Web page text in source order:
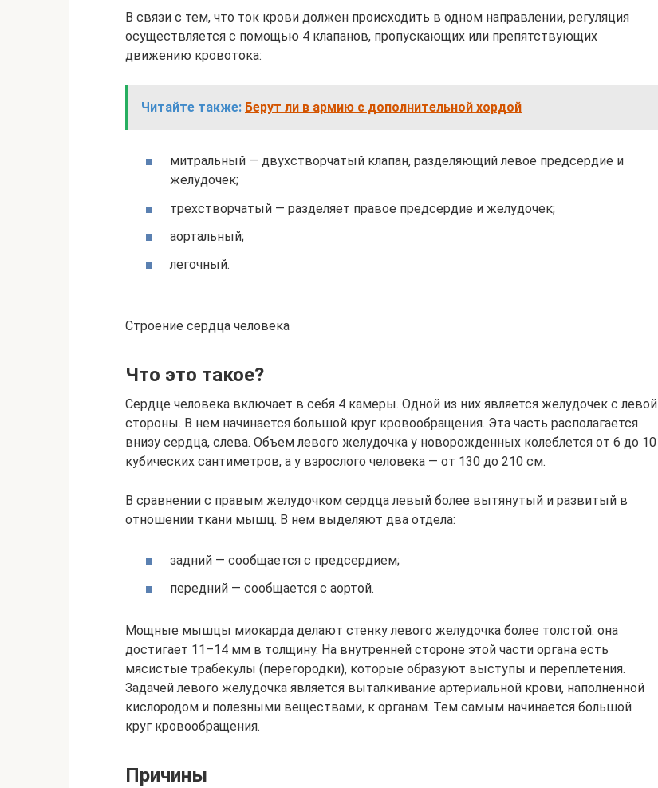
В связи с тем, что ток крови должен происходить в одном направлении, регуляция
осуществляется с помощью 4 клапанов, пропускающих или препятствующих
движению кровотока:
Читайте также: Берут ли в армию с дополнительной хордой
митральный — двухстворчатый клапан, разделяющий левое предсердие и
желудочек;
трехстворчатый — разделяет правое предсердие и желудочек;
аортальный;
легочный.
Строение сердца человека
Что это такое?
Сердце человека включает в себя 4 камеры. Одной из них является желудочек с левой
стороны. В нем начинается большой круг кровообращения. Эта часть располагается
внизу сердца, слева. Объем левого желудочка у новорожденных колеблется от 6 до 10
кубических сантиметров, а у взрослого человека — от 130 до 210 см.
В сравнении с правым желудочком сердца левый более вытянутый и развитый в
отношении ткани мышц. В нем выделяют два отдела:
задний — сообщается с предсердием;
передний — сообщается с аортой.
Мощные мышцы миокарда делают стенку левого желудочка более толстой: она
достигает 11–14 мм в толщину. На внутренней стороне этой части органа есть
мясистые трабекулы (перегородки), которые образуют выступы и переплетения.
Задачей левого желудочка является выталкивание артериальной крови, наполненной
кислородом и полезными веществами, к органам. Тем самым начинается большой
круг кровообращения.
Причины